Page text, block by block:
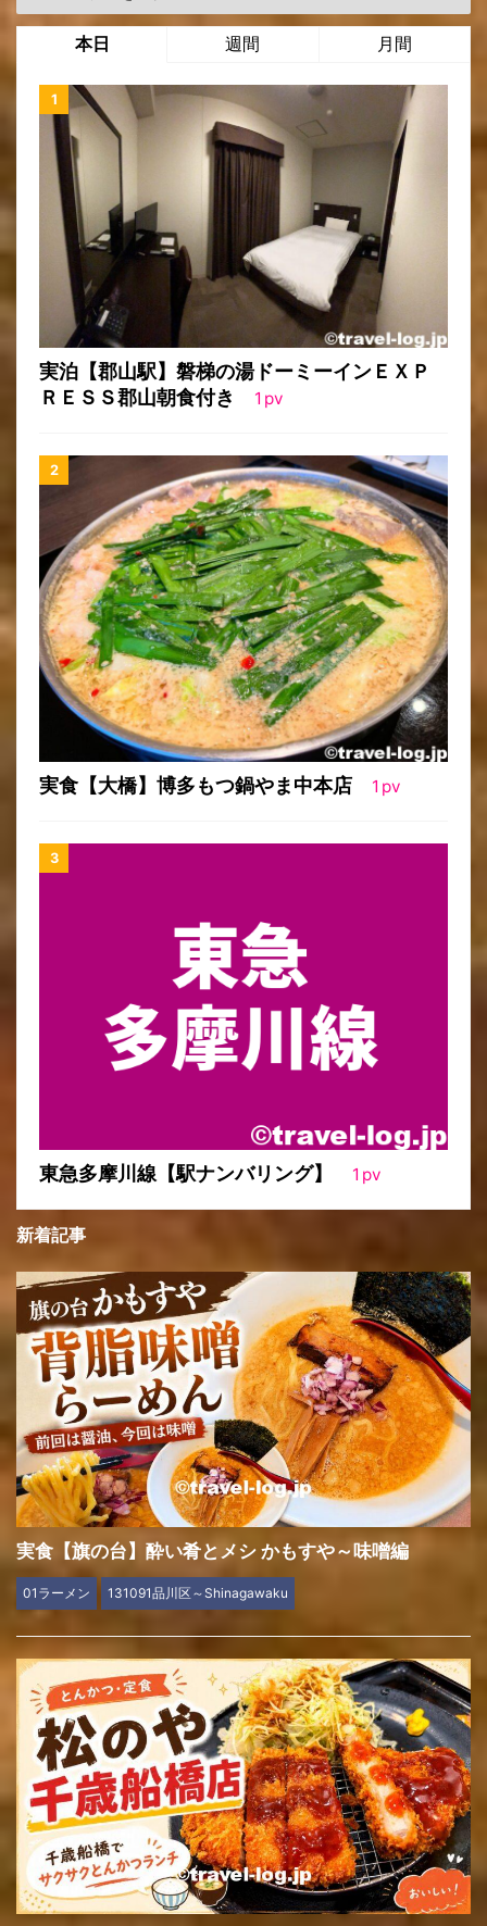
本日 週間 月間
実泊【郡山駅】磐梯の湯ドーミーインＥＸＰ
ＲＥＳＳ郡山朝食付き
1 pv
実食【大橋】博多もつ鍋やま中本店 1 pv
東急多摩川線【駅ナンバリング】 1 pv
新着記事
実食【旗の台】酔い肴とメシ かもすや～味噌編
01ラーメン 131091品川区～Shinagawaku